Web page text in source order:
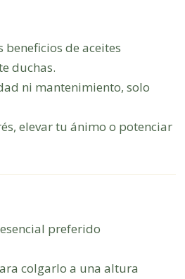
beneficios de aceites
duchas.
ni mantenimiento, solo
elevar tu ánimo o potenciar
preferido
colgarlo a una altura